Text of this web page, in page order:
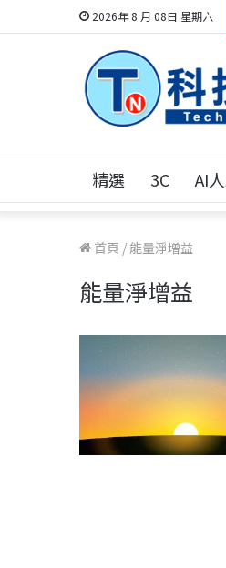
2026年 8 月 08日 星期六
精選 3C AI
首頁 / 能量淨增益
能量淨增益